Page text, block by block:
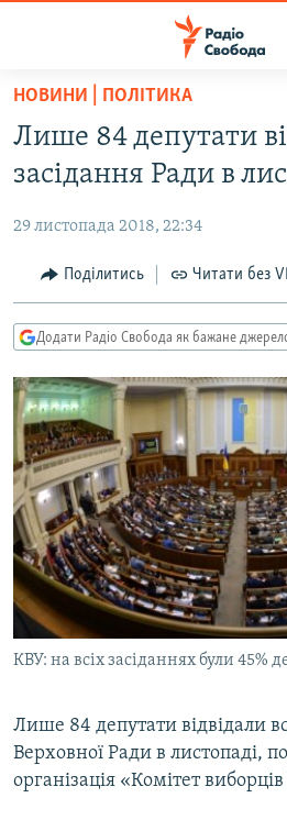
Перейти
основного
матеріалу
до
навігації
Перейти
до
ПОЛІТИКА
ЕКОНОМІКА
КУЛЬТУРА
СПОРТ
УКРАЇНА
СВІТ
ВІЙНА
РОСІЙСЬКА «ФІЛЬТРАЦІЯ»
КРИМ.РЕАЛІЇ
ТИ ЯК?
СХЕМИ
ПРИАЗОВ’Я
КИТАЙ.ВИКЛИКИ
МУЛЬТИМЕДІА
ФОТО
СПЕЦПРОЄКТИ
ПОДКАСТИ
КРИМ РЕАЛІЇ
РУС
УКР
НОВИНИ | ПОЛІТИКА
Лише 84 депутати
засідання Ради в
29 листопада 2018, 22:34
Поділитись Читати без
Додати Радіо Свобода як бажане
КВУ: на всіх засіданнях були 45%
Лише 84 депутати відвідали
Верховної Ради в листопаді,
організація «Комітет